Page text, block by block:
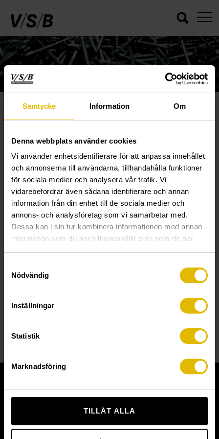
Samtycke Information Om
Denna webbplats använder cookies
Vi använder enhetsidentifierare för att anpassa innehållet
och annonserna till användarna, tillhandahålla funktioner
för sociala medier och analysera vår trafik. Vi
vidarebefordrar även sådana identifierare och annan
information från din enhet till de sociala medier och
annons- och analysföretag som vi samarbetar med.
Dessa kan i sin tur kombinera informationen med annan
information som du har tillhandahållit eller som de har
Nödvändig
Inställningar
Statistik
Marknadsföring
TILLÅT ALLA
MVBF
VSB / PRODUCTS / BOLTS / MVBF
ADDRESS